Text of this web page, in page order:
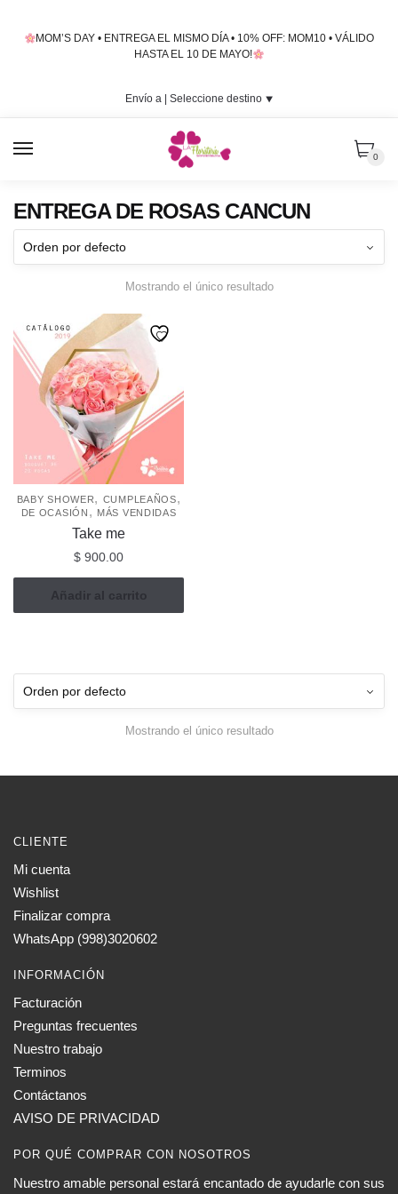
MOM’S DAY • ENTREGA EL MISMO DÍA • 10% OFF: MOM10 • VÁLIDO
HASTA EL 10 DE MAYO!
Envío a | Seleccione destino⯆
0
ENTREGA DE ROSAS CANCUN
Mostrando el único resultado
BABY SHOWER, CUMPLEAÑOS,
DE OCASIÓN , MÁS VENDIDAS
Take me
$ 900.00
Añadir al carrito
Mostrando el único resultado
CLIENTE
Mi cuenta
Wishlist
Finalizar compra
WhatsApp (998)3020602
INFORMACIÓN
Facturación
Preguntas frecuentes
Nuestro trabajo
Terminos
Contáctanos
AVISO DE PRIVACIDAD
POR QUÉ COMPRAR CON NOSOTROS
Nuestro amable personal estará encantado de ayudarle con sus